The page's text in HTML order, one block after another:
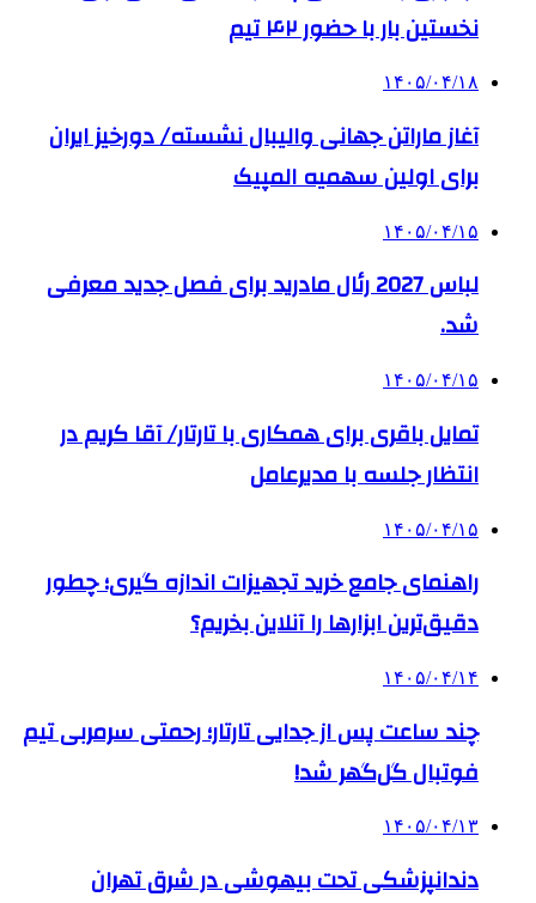
نخستین بار با حضور ۴۲ تیم
۱۴۰۵/۰۴/۱۸
آغاز ماراتن جهانی والیبال نشسته/ دورخیز ایران
برای اولین سهمیه المپیک
۱۴۰۵/۰۴/۱۵
لباس 2027 رئال مادرید برای فصل جدید معرفی
شد.
۱۴۰۵/۰۴/۱۵
تمایل باقری برای همکاری با تارتار/ آقا کریم در
انتظار جلسه با مدیرعامل
۱۴۰۵/۰۴/۱۵
راهنمای جامع خرید تجهیزات اندازه گیری؛ چطور
دقیق‌ترین ابزارها را آنلاین بخریم؟
۱۴۰۵/۰۴/۱۴
چند ساعت پس از جدایی تارتار؛ رحمتی سرمربی تیم
فوتبال گل‌گهر شد!
۱۴۰۵/۰۴/۱۳
دندانپزشکی تحت بیهوشی در شرق تهران